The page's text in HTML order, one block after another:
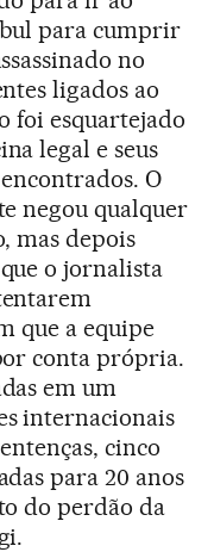
para cumprir
no
ligados ao
foi esquartejado
legal e seus
O
negou qualquer
mas depois
o jornalista
que a equipe
conta própria.
em um
internacionais
cinco
para 20 anos
do perdão da